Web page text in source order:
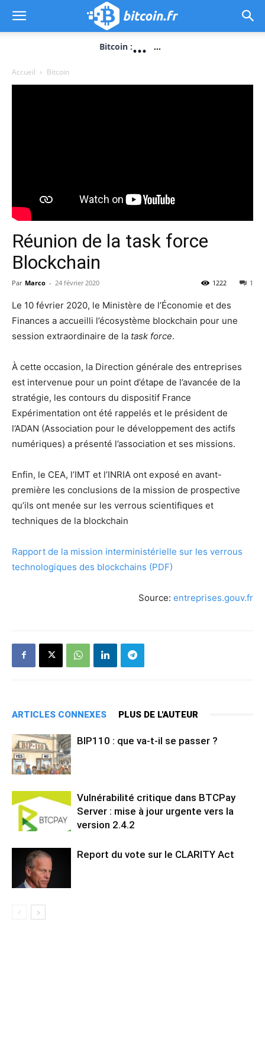
Bitcoin :... ...
Accueil Bitcoin
Réunion de la task force
Blockchain
Par Marco - 24 février 2020 1
1222
Le 10 février 2020, le Ministère de l’Économie et des
Finances a accueilli l’écosystème blockchain pour une
session extraordinaire de la task force.
À cette occasion, la Direction générale des entreprises
est intervenue pour un point d’étape de l’avancée de la
stratégie, les contours du dispositif France
Expérimentation ont été rappelés et le président de
l’ADAN (Association pour le développement des actifs
numériques) a présenté l’association et ses missions.
Enfin, le CEA, l’IMT et l’INRIA ont exposé en avant-
première les conclusions de la mission de prospective
qu’ils ont menée sur les verrous scientifiques et
techniques de la blockchain
Rapport de la mission interministérielle sur les verrous
technologiques des blockchains (PDF)
Source: entreprises.gouv.fr
ARTICLES CONNEXES PLUS DE L'AUTEUR
BIP110 : que va-t-il se passer ?
Vulnérabilité critique dans BTCPay
Server : mise à jour urgente vers la
version 2.4.2
Report du vote sur le CLARITY Act